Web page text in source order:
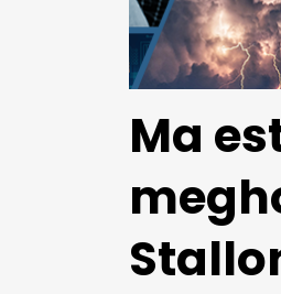
Ma